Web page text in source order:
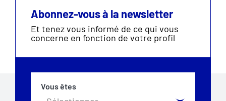
Abonnez-vous à la newsletter
Et tenez vous informé de ce qui vous
concerne en fonction de votre profil
Vous êtes